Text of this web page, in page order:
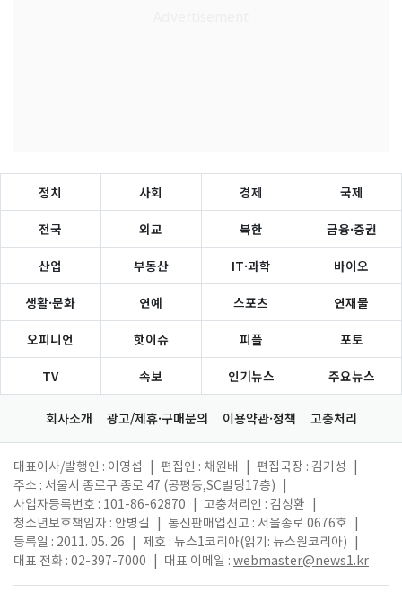
정치 사회 경제 국제
전국 외교 북한 금융·증권
산업 부동산 IT·과학 바이오
생활·문화 연예 스포츠 연재물
오피니언 핫이슈 피플 포토
TV 속보 인기뉴스 주요뉴스
회사소개 광고/제휴·구매문의 이용약관·정책 고충처리
대표이사/발행인 : 이영섭 편집인 : 채원배 편집국장 : 김기성
주소 : 서울시 종로구 종로 47 (공평동,SC빌딩17층)
사업자등록번호 : 101-86-62870
고충처리인 : 김성환
청소년보호책임자 : 안병길
통신판매업신고 : 서울종로 0676호
등록일 : 2011. 05. 26
제호 : 뉴스1코리아(읽기: 뉴스원코리아)
대표 전화 : 02-397-7000
대표 이메일 : webmaster@news1.kr